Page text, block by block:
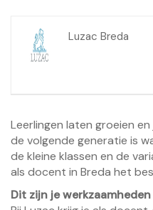
Luzac Breda
Leerlingen laten groeien
de volgende generatie is
de kleine klassen en de
als docent in Breda het
Dit zijn je werkzaamheden